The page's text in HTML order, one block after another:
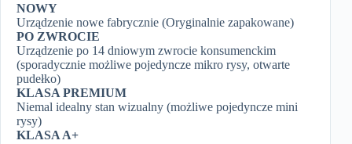
NOWY
Urządzenie nowe fabrycznie (Oryginalnie zapakowane)
PO ZWROCIE
Urządzenie po 14 dniowym zwrocie konsumenckim
(sporadycznie możliwe pojedyncze mikro rysy, otwarte
pudełko)
KLASA PREMIUM
Niemal idealny stan wizualny (możliwe pojedyncze mini
rysy)
KLASA A+